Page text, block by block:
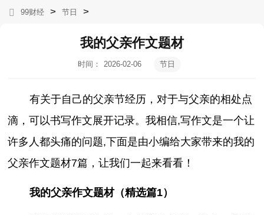
99财经 > 节日 >
我的父亲作文题材
时间：
2026-02-06
节日
有关于自己的父亲节经历，对于与父亲的相处点
滴，可以书写作文展开记录。我相信,写作文是一个让
许多人都头痛的问题,下面是由小编给大家带来的我的
父亲作文题材7篇，让我们一起来看看！
我的父亲作文题材（精选篇1）